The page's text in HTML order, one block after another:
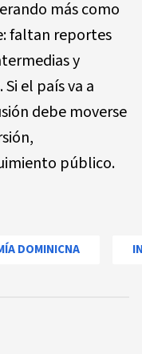
más como
faltan reportes
y
el país va a
debe moverse
público.
DOMINICNA